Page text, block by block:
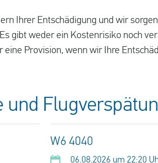
Ihrer Entschädigung und wir
gibt weder ein Kostenrisiko noch
Provision, wenn wir Ihre
W6 4040
06.08.2026 um 22:20